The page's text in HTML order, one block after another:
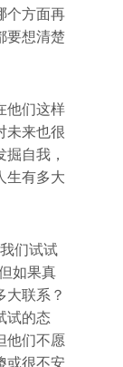
个方面再
要想清楚
他们这样
未来也很
自我，
生有多大
们试试
如果真
大联系？
试的态
他们不愿
或很不安